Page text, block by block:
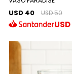
USD 40 USD 50
USD